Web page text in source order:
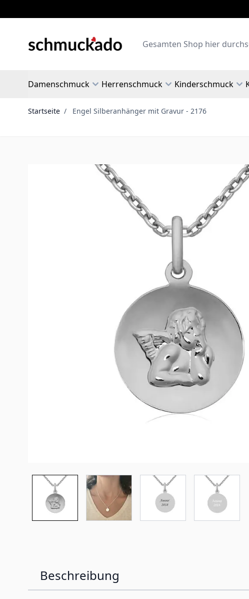
Search
Damenschmuck Herrenschmuck Kinderschmuck
Startseite / Engel Silberanhänger mit Gravur - 2176
Beschreibung